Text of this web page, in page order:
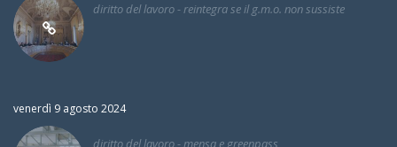
diritto del lavoro - reintegra se il g.m.o. non sussiste
venerdì 9 agosto 2024
diritto del lavoro - mensa e greenpass